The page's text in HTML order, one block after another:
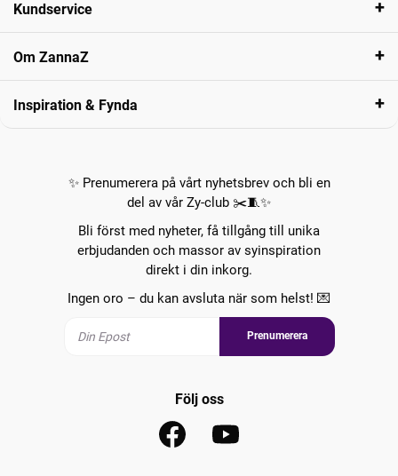
Kundservice
Om ZannaZ
Inspiration & Fynda
✨ Prenumerera på vårt nyhetsbrev och bli en
del av vår Zy-club ✂️🧵✨
Bli först med nyheter, få tillgång till unika
erbjudanden och massor av syinspiration
direkt i din inkorg.
Ingen oro – du kan avsluta när som helst! 💌
Prenumerera
Följ oss